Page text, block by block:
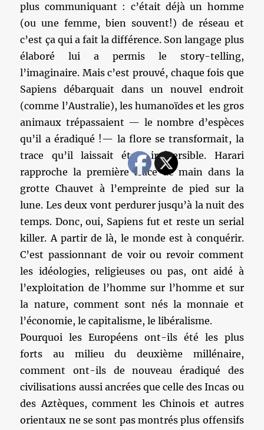
plus communiquant : c’était déjà un homme
(ou une femme, bien souvent!) de réseau et
c’est ça qui a fait la différence. Son langage plus
élaboré lui a permis le story-telling,
l’imaginaire. Mais c’est prouvé, chaque fois que
Sapiens débarquait dans un nouvel endroit
(comme l’Australie), les humanoïdes et les gros
animaux trépassaient — le nombre d’espèces
qu’il a éradiqué !— la flore se transformait, la
trace qu’il laissait était irréversible. Harari
rapproche la première trace de main dans la
grotte Chauvet à l’empreinte de pied sur la
lune. Les deux vont perdurer jusqu’à la nuit des
temps. Donc, oui, Sapiens fut et reste un serial
killer. A partir de là, le monde est à conquérir.
C’est passionnant de voir ou revoir comment
les idéologies, religieuses ou pas, ont aidé à
l’exploitation de l’homme sur l’homme et sur
la nature, comment sont nés la monnaie et
l’économie, le capitalisme, le libéralisme.
Pourquoi les Européens ont-ils été les plus
forts au milieu du deuxième millénaire,
comment ont-ils de nouveau éradiqué des
civilisations aussi ancrées que celle des Incas ou
des Aztèques, comment les Chinois et autres
orientaux ne se sont pas montrés plus offensifs